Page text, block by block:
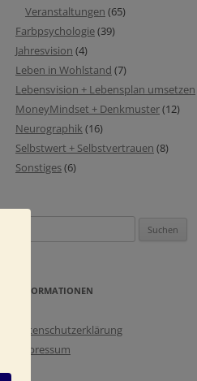
Veranstaltungen (65)
Farbpsychologie(39)
Jahresvision (4)
Leben in Wohlstand (7)
Lebensvision + Lebensplan umsetzen
MoneyMindset + Denkmuster(12)
Neurographik(16)
Selbstwert + Selbstvertrauen (8)
Sonstiges(6)
nach:
INFORMATIONEN
Datenschutzerklärung
Impressum